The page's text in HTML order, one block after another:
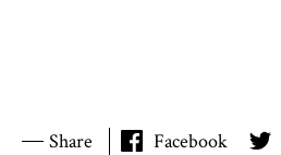
Share Facebook